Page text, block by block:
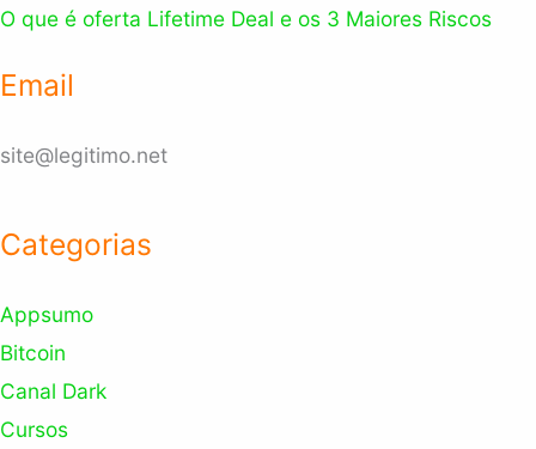
O que é oferta Lifetime Deal e os 3 Maiores Riscos
Email
site@legitimo.net
Categorias
Appsumo
Bitcoin
Canal Dark
Cursos